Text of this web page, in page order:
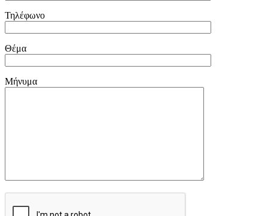
Τηλέφωνο
Θέμα
Μήνυμα